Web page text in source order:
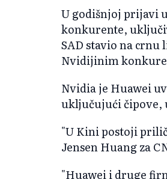
U godišnjoj prijavi
konkurente,
SAD stavio na
Nvidijinim
Nvidia je Huawei
uključujući čipove,
"U Kini postoji
Jensen Huang za
"Huawei i druge